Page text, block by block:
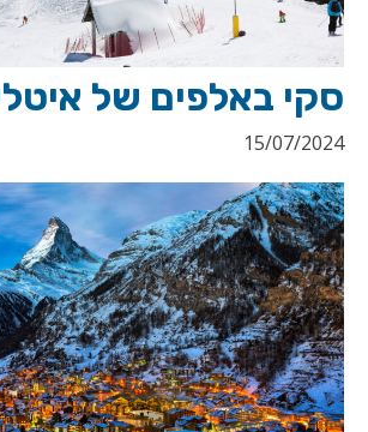
סקי באלפים של
15/07/2024